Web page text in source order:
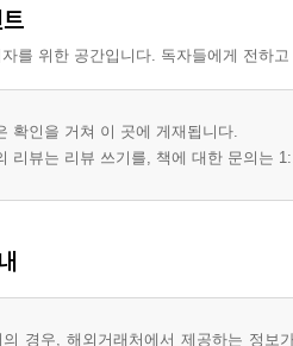
를 위한 공간입니다. 독자들에게 전하
확인을 거쳐 이 곳에 게재됩니다.
리뷰는 리뷰 쓰기를, 책에 대한 문의는
의 경우, 해외거래처에서 제공하는 정